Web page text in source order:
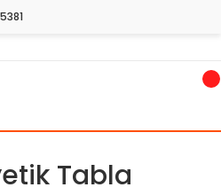
Tabla